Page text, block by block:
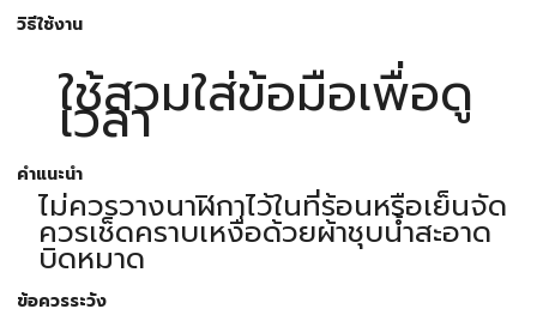
วิธีใช้งาน
ใช้สวมใส่ข้อมือเพื่อดู
เวลา
คำแนะนำ
ไม่ควรวางนาฬิกาไว้ในที่ร้อนหรือเย็นจัด
ควรเช็ดคราบเหงื่อด้วยผ้าชุบน้ำสะอาด
บิดหมาด
ข้อควรระวัง